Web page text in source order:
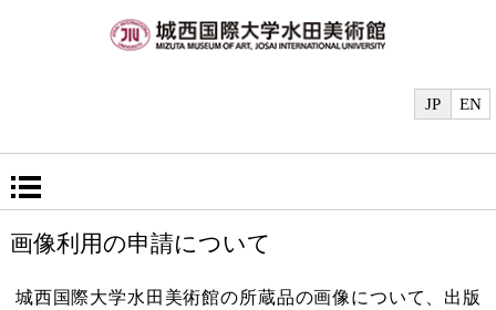
EN
JP
画像利用の申請について
城西国際大学水田美術館の所蔵品の画像について、出版